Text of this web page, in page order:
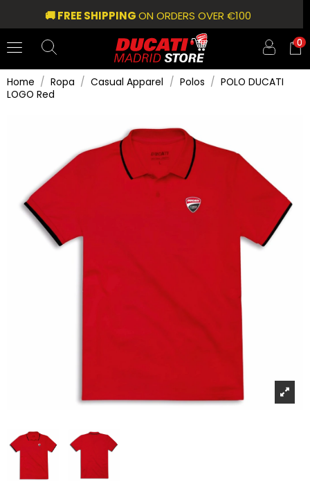
🚚 FREE SHIPPINGON ORDERS OVER €100
0
Home Ropa Casual Apparel Polos
POLO DUCATI
LOGO Red